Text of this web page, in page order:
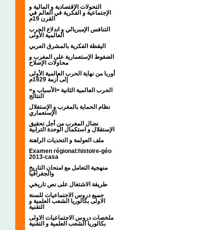
التحولات الإقتصادية و المالية و
الإجتماعية و الفكرية في العالم في
القرن 19م
التنافس الإمبريالي و اندلاع الحرب
العالمية الأولى
اليقظة الفكرية بالمشرق العربي
الضغوط الإستعمارية على المغرب و
محاولات الإصلاح
أوربا من نهاية الحرب العالمية الأولى
إلى أزمة 1929م
<الحرب العالمية الثانية <الأسباب و
النتائج
نظام الحماية بالمغرب و الإستغلال
الإستعماري
نضال المغرب من أجل تحقيق
الإستقلال و استكمال الوحدة الترابية
ملف العولمة و التحديات الراهنة
Examen régional:histoire-géo
2013-casa
منهجية التعامل مع امتحان التاريخ
والجغرافيا
طريقة الاشتغال على نص تاريخي
جميع دروس الاجتماعيات للسنة
الاولى بكالوريا الشعب العلمية و
التقنية
ملخصات دروس الاجتماعيات الاولى
بكالوريا الشعب العلمية و التقنية